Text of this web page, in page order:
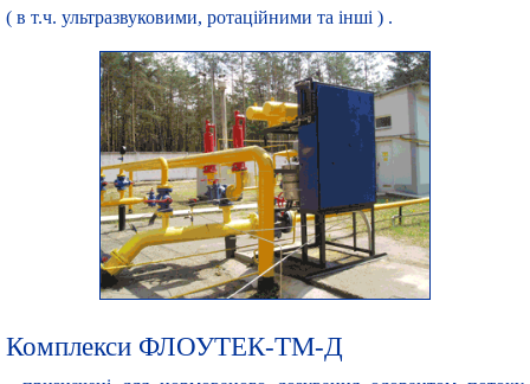
( в т.ч. ультразвуковими, ротаційними та інші ) .
Комплекси ФЛОУТЕК-ТМ-Д